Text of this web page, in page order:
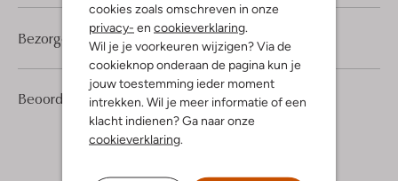
cookies zoals omschreven in onze
privacy- en cookieverklaring.
Wil je je voorkeuren wijzigen? Via de
cookieknop onderaan de pagina kun je
jouw toestemming ieder moment
intrekken. Wil je meer informatie of een
klacht indienen? Ga naar onze
cookieverklaring.
Beoordelingen (1) 5/5
1
5
Sterren
Bezorgen & retourneren